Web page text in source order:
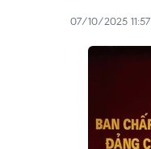
07/10/2025 11:57